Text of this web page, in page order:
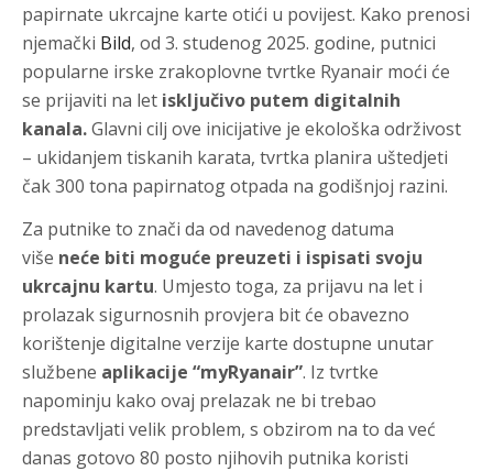
papirnate ukrcajne karte otići u povijest. Kako prenosi
njemački Bild, od 3. studenog 2025. godine, putnici
popularne irske zrakoplovne tvrtke Ryanair moći će
se prijaviti na let isključivo putem digitalnih
kanala.Glavni cilj ove inicijative je ekološka održivost
– ukidanjem tiskanih karata, tvrtka planira uštedjeti
čak 300 tona papirnatog otpada na godišnjoj razini.
Za putnike to znači da od navedenog datuma
više neće biti moguće preuzeti i ispisati svoju
ukrcajnu kartu. Umjesto toga, za prijavu na let i
prolazak sigurnosnih provjera bit će obavezno
korištenje digitalne verzije karte dostupne unutar
službene aplikacije “myRyanair”. Iz tvrtke
napominju kako ovaj prelazak ne bi trebao
predstavljati velik problem, s obzirom na to da već
danas gotovo 80 posto njihovih putnika koristi